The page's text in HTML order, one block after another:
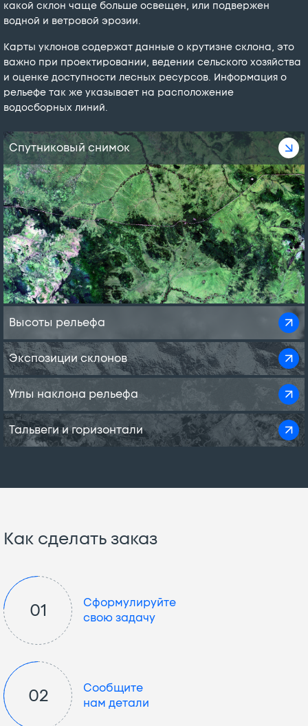
какой склон чаще больше освещен, или подвержен
водной и ветровой эрозии.
Карты уклонов содержат данные о крутизне склона, это
важно при проектировании, ведении сельского хозяйства
и оценке доступности лесных ресурсов. Информация о
рельефе так же указывает на расположение
водосборных линий.
Спутниковый снимок
Высоты рельефа
Экспозиции склонов
Углы наклона рельефа
Тальвеги и горизонтали
Как сделать заказ
01
Сформулируйте
свою задачу
02
Сообщите
нам детали